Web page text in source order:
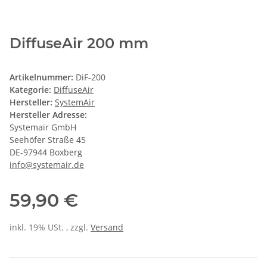
DiffuseAir 200 mm
Artikelnummer: DiF-200
Kategorie: DiffuseAir
Hersteller: SystemAir
Hersteller Adresse:
Systemair GmbH
Seehöfer Straße 45
DE-97944 Boxberg
info@systemair.de
59,90 €
inkl. 19% USt. , zzgl. Versand